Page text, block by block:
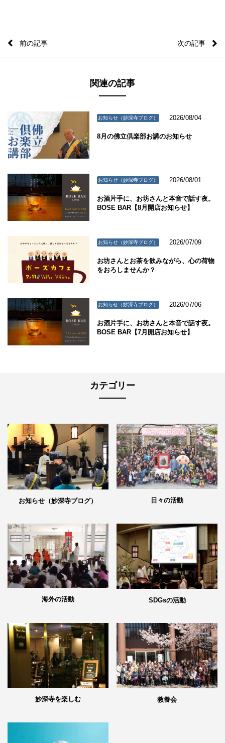
前の記事 次の記事
関連の記事
お知らせ（妙深寺ブログ） 2026/08/04
8月の佛立倶楽部お講のお知らせ
お知らせ（妙深寺ブログ） 2026/08/01
お酒片手に、お坊さんと本音で話す夜。
BOSE BAR【8月開店お知らせ】
お知らせ（妙深寺ブログ） 2026/07/09
お坊さんとお茶を飲みながら、心の荷物
をおろしませんか？
お知らせ（妙深寺ブログ） 2026/07/06
お酒片手に、お坊さんと本音で話す夜。
BOSE BAR【7月開店お知らせ】
カテゴリー
お知らせ（妙深寺ブログ） 日々の活動
海外の活動 SDGsの活動
妙深寺を楽しむ 教養会